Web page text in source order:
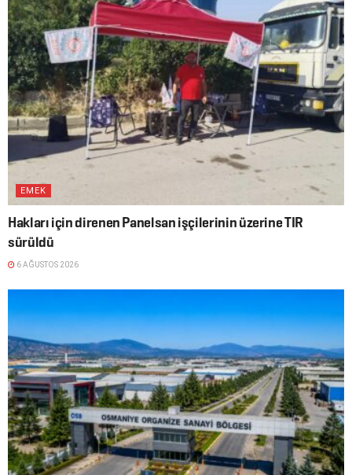
EMEK
Hakları için direnen Panelsan işçilerinin üzerine TIR
sürüldü
6 AĞUSTOS 2026